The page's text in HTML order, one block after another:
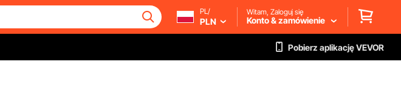
PL/
PLN
Witam, Zaloguj się
Konto & zamówienie
Pobierz aplikację VEVOR